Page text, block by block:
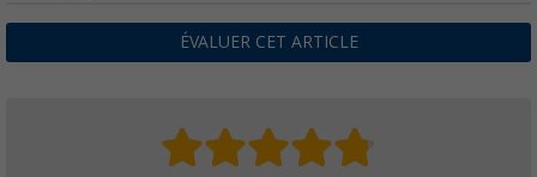
ÉVALUER CET ARTICLE